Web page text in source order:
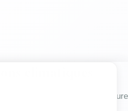
vos travaux de couverture